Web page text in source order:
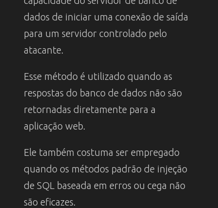
dados de iniciar uma conexão de saída
para um servidor controlado pelo
atacante.
Esse método é utilizado quando as
respostas do banco de dados não são
retornadas diretamente para a
aplicação web.
Ele também costuma ser empregado
quando os métodos padrão de injeção
de SQL baseada em erros ou cega não
são eficazes.